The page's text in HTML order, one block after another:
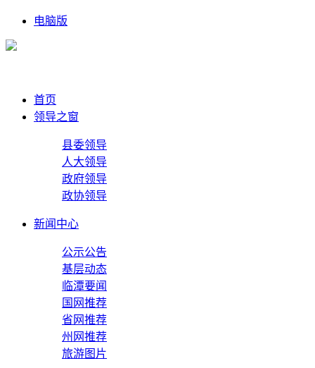
电脑版
首页
领导之窗
县委领导
人大领导
政府领导
政协领导
新闻中心
公示公告
基层动态
临潭要闻
国网推荐
省网推荐
州网推荐
旅游图片